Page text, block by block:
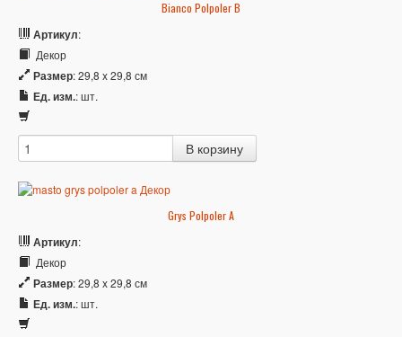
Bianco Polpoler B
Артикул:
Декор
Размер: 29,8 x 29,8 см
Ед. изм.: шт.
Grys Polpoler A
Артикул:
Декор
Размер: 29,8 x 29,8 см
Ед. изм.: шт.